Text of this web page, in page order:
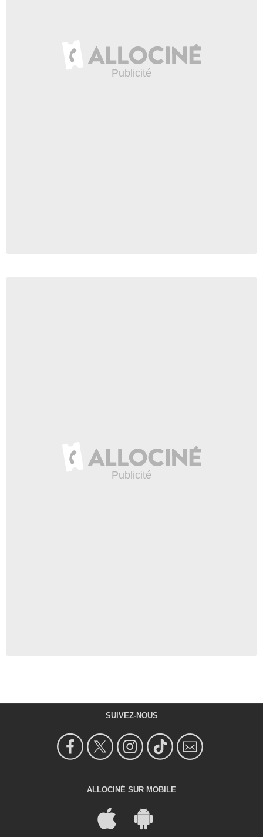
SUIVEZ-NOUS
ALLOCINÉ SUR MOBILE